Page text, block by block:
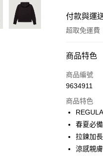
付款與運
超取免運費
付款方式
信用卡一次
Apple Pay
街口支付
悠遊付
商品特色
商品編號
9634911
商品特色
春夏必
拉鍊加
涼感親